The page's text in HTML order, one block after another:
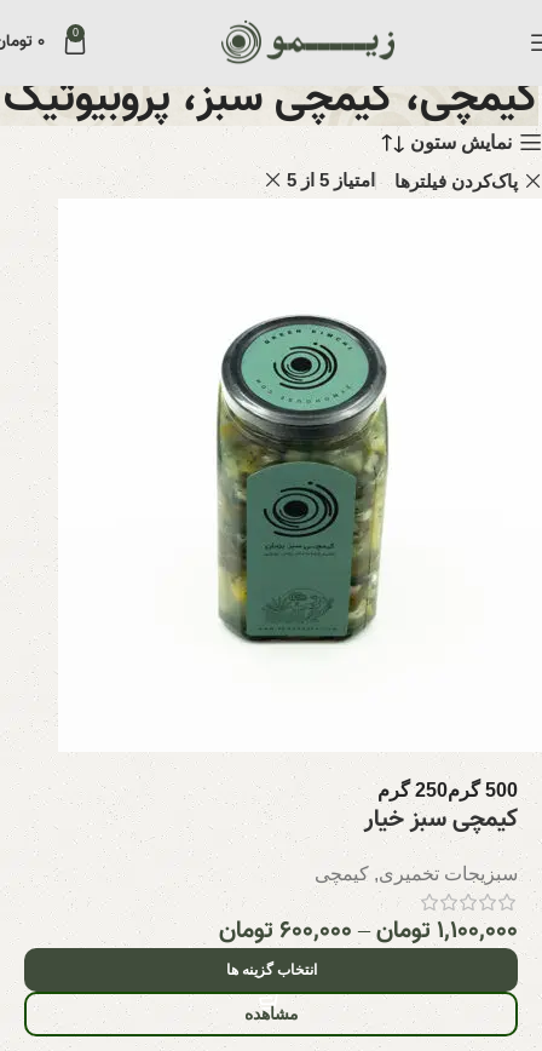
0 ۰
کیمچی، کیمچی سبز، پروبیوتیک
نمایش ستون
پاک‌کردن فیلترها
امتیاز 5 از 5
500 گرم 250 گرم
کیمچی سبز خیار
سبزیجات تخمیری, کیمچی
۱,۱۰۰,۰۰۰تومان–۶۰۰,۰۰۰تومان
انتخاب گزینه ها
مشاهده